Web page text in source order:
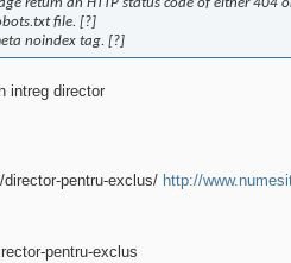
return an HTTP status code of either 404
file. [?]
noindex tag. [?]
intreg director
director-pentru-exclus/ http://
pentru-exclus